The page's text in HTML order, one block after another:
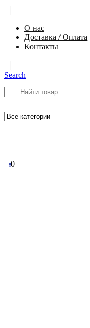
О нас
Доставка / Оплата
Контакты
Search
00